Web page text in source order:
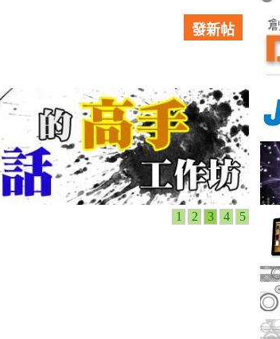
發新帖
1 2 3 4 5